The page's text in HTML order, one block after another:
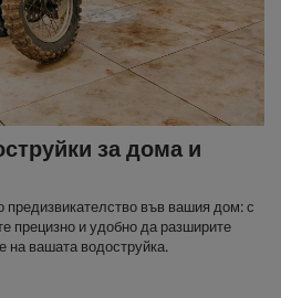
за дома и
във вашия дом: с
прецизно и удобно да разширите
на вашата водоструйка.